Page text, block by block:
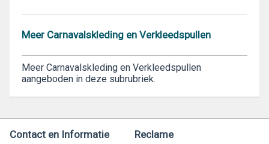
Meer Carnavalskleding en Verkleedspullen
Meer Carnavalskleding en Verkleedspullen
aangeboden in deze subrubriek.
Contact en Informatie Reclame